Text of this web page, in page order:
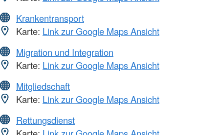
Krankentransport
Karte: Link zur Google Maps Ansicht
Migration und Integration
Karte: Link zur Google Maps Ansicht
Mitgliedschaft
Karte: Link zur Google Maps Ansicht
Rettungsdienst